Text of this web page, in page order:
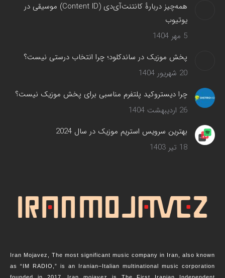
همه‌چیز دربارهٔ کانتنت‌آی‌دی (Content ID) موسیقی در
یوتیوب
5 مهر 1404
پخش موزیک در ساندکلود؛ چرا انتخاب درستی نیست؟
20 شهریور 1404
چرا دیستروکید پلتفرم مناسبی برای پخش موزیک نیست؟
26 اردیبهشت 1404
بهترین سرویس‌ استریم موزیک در سال 2024
18 تیر 1403
Iran Mojavez, The most significant music company in Iran, also known
as “IM RADIO,” is an Iranian–Italian multinational music corporation